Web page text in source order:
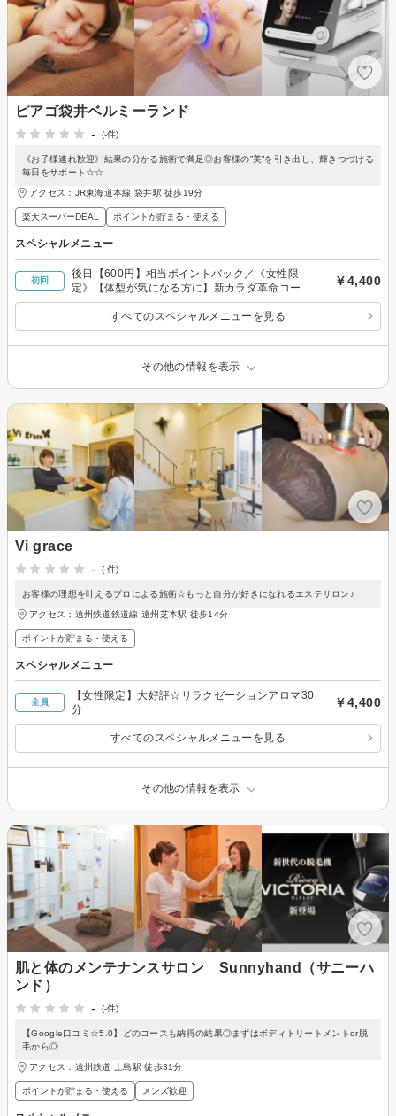
ピアゴ袋井ベルミーランド
-
(-件)
《お子様連れ歓迎》結果の分かる施術で満足◎お客様の”美”を引き出し、輝きつづける
毎日をサポート☆☆
アクセス：JR東海道本線 袋井駅 徒歩19分
楽天スーパーDEAL ポイントが貯まる・使える
スペシャルメニュー
初回
後日【600円】相当ポイントバック／《女性限
定》【体型が気になる方に】新カラダ革命コース
（全身）たっぷり90分の実績多数あり☆
￥4,400
すべてのスペシャルメニューを見る
その他の情報を表示
Vi grace
-
(-件)
お客様の理想を叶えるプロによる施術☆もっと自分が好きになれるエステサロン♪
アクセス：遠州鉄道鉄道線 遠州芝本駅 徒歩14分
ポイントが貯まる・使える
スペシャルメニュー
全員
【女性限定】大好評☆リラクゼーションアロマ30
分
￥4,400
すべてのスペシャルメニューを見る
その他の情報を表示
肌と体のメンテナンスサロン Sunnyhand（サニーハ
ンド）
-
(-件)
【Google口コミ☆5.0】どのコースも納得の結果◎まずはボディトリートメントor脱
毛から◎
アクセス：遠州鉄道 上島駅 徒歩31分
ポイントが貯まる・使える メンズ歓迎